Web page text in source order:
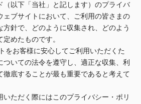
ンズ
福祉協会
縄
株式会社 鷹揚館
鷹揚館
（以下「当社」と記します）のプライバ
ェブサイトにおいて、ご利用の皆さまの
針で、どのように収集され、どのよう
めたものです。
をお客様に安心してご利用いただくた
いての法令を遵守し、適正な収集、利
徹底することが最も重要であると考えて
いただく際にはこのプライバシー・ポリ